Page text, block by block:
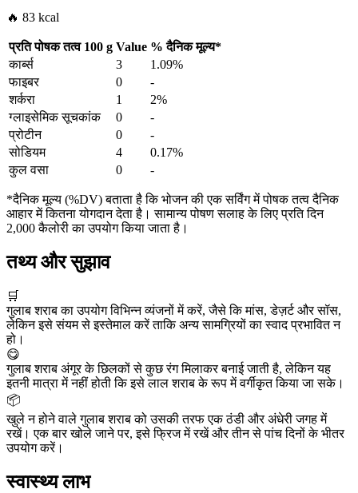
🔥 83 kcal
प्रति पोषक तत्व 100 g Value %दैनिक मूल्य*
कार्ब्स
3
1.09%
फाइबर
0
-
शर्करा
1
2%
ग्लाइसेमिक सूचकांक
0
-
प्रोटीन
0
-
सोडियम
4
0.17%
कुल वसा
0 -
*दैनिक मूल्य (%DV) बताता है कि भोजन की एक सर्विंग में पोषक तत्व दैनिक
आहार में कितना योगदान देता है। सामान्य पोषण सलाह के लिए प्रति दिन
2,000 कैलोरी का उपयोग किया जाता है।
तथ्य और सुझाव
🛒
गुलाब शराब का उपयोग विभिन्न व्यंजनों में करें, जैसे कि मांस, डेज़र्ट और सॉस,
लेकिन इसे संयम से इस्तेमाल करें ताकि अन्य सामग्रियों का स्वाद प्रभावित न
हो।
😋
गुलाब शराब अंगूर के छिलकों से कुछ रंग मिलाकर बनाई जाती है, लेकिन यह
इतनी मात्रा में नहीं होती कि इसे लाल शराब के रूप में वर्गीकृत किया जा सके।
📦
खुले न होने वाले गुलाब शराब को उसकी तरफ एक ठंडी और अंधेरी जगह में
रखें। एक बार खोले जाने पर, इसे फ्रिज में रखें और तीन से पांच दिनों के भीतर
उपयोग करें।
स्वास्थ्य लाभ